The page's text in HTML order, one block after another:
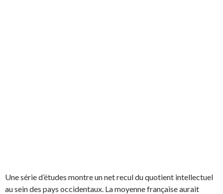
Une série d’études montre un net recul du quotient intellectuel
au sein des pays occidentaux. La moyenne française aurait